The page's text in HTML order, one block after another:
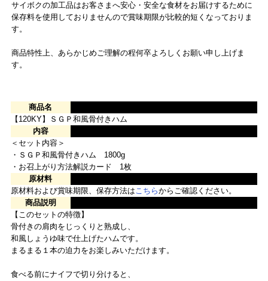
サイボクの加工品はお客さまへ安心・安全な食材をお届けするために
保存料を使用しておりませんので賞味期限が比較的短くなっておりま
す。
商品特性上、あらかじめご理解の程何卒よろしくお願い申し上げま
す。
商品名
【120KY】ＳＧＰ和風骨付きハム
内容
＜セット内容＞
・ＳＧＰ和風骨付きハム 1800g
・お召上がり方法解説カード 1枚
原材料
原材料および賞味期限、保存方法はこちらからご確認ください。
商品説明
【このセットの特徴】
骨付きの肩肉をじっくりと熟成し、
和風しょうゆ味で仕上げたハムです。
まるまる１本の迫力をお楽しみいただけます。
食べる前にナイフで切り分けると、